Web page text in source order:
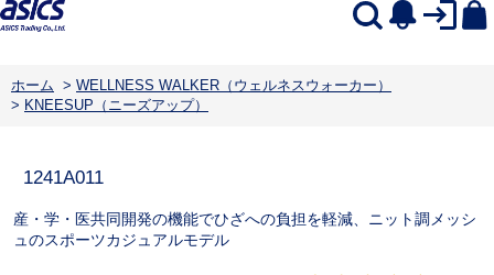
ホーム > WELLNESS WALKER（ウェルネスウォーカー）
> KNEESUP（ニーズアップ）
1241A011
産・学・医共同開発の機能でひざへの負担を軽減、ニット調メッシ
ュのスポーツカジュアルモデル